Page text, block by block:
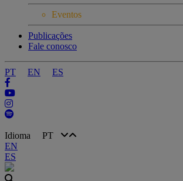
Eventos
Publicações
Fale conosco
PT EN ES
Idioma PT
EN
ES